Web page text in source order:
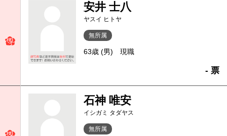
安井 士八
ヤスイ ヒトヤ
無所属
63歳 (男) 現職
- 票
石神 唯安
イシガミ タダヤス
無所属